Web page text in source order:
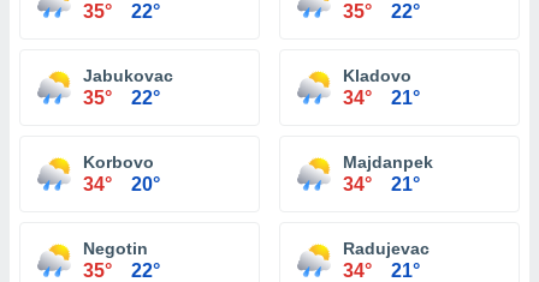
35° 22° 35° 22°
Jabukovac
35° 22°
Kladovo
34° 21°
Korbovo
34° 20°
Majdanpek
34° 21°
Negotin
35° 22°
Radujevac
34° 21°